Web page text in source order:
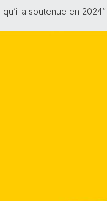
a soutenue en 2024“.